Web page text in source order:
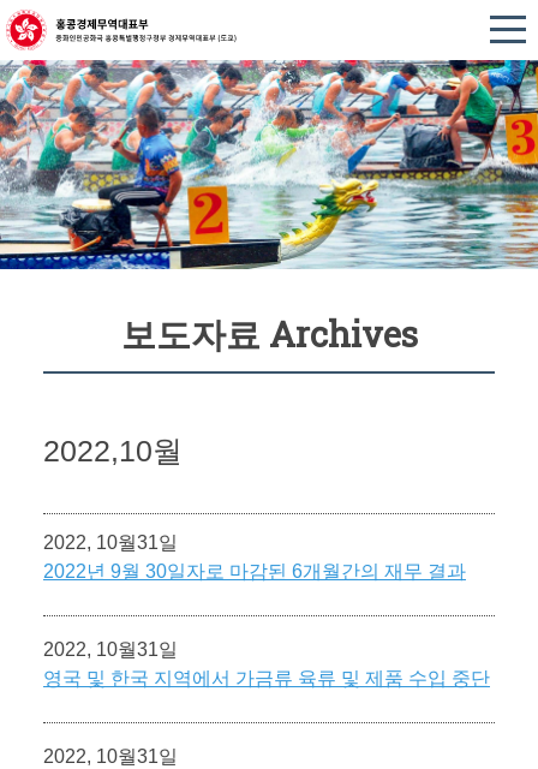
보도자료 Archives
2022,10월
2022, 10월31일
2022년 9월 30일자로 마감된 6개월간의 재무 결과
2022, 10월31일
영국 및 한국 지역에서 가금류 육류 및 제품 수입 중단
2022, 10월31일